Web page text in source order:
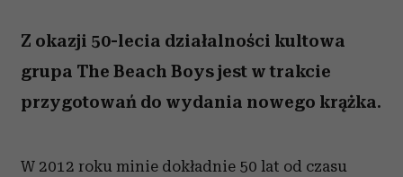
Z okazji 50-lecia działalności kultowa
grupa The Beach Boys jest w trakcie
przygotowań do wydania nowego krążka.
W 2012 roku minie dokładnie 50 lat od czasu